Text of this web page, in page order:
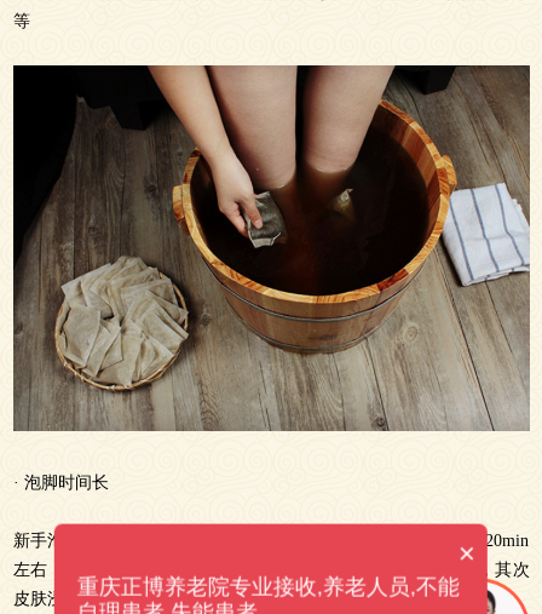
等
· 泡脚时间长
新手泡脚通常会选择泡的时间越长越好，其实泡脚最好控制在20min
左右，时间讨长双脚的局部的血液循环讨快会使得心血管负荷，其次
皮肤浸泡时间太长，会导致皮肤干燥
×
重庆正博养老院专业接收,养老人员,不能